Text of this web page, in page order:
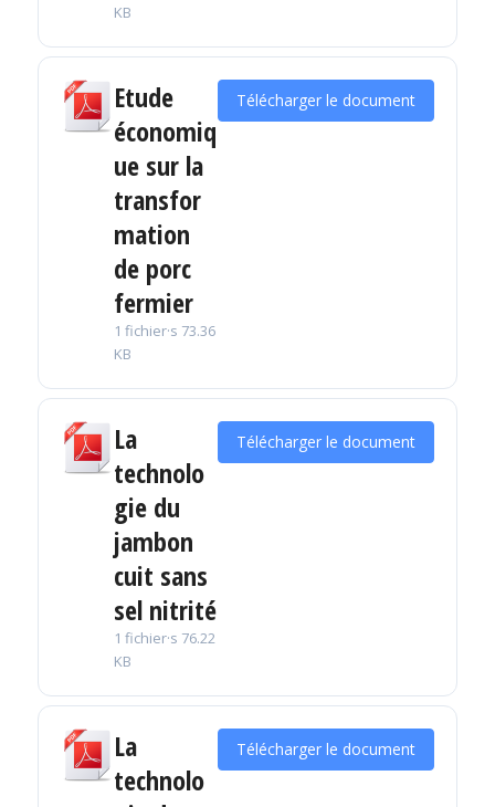
KB
Etude
économiq
ue sur la
transfor
mation
de porc
fermier
1 fichier·s 73.36
KB
Télécharger le document
La
technolo
gie du
jambon
cuit sans
sel nitrité
1 fichier·s 76.22
KB
Télécharger le document
La
technolo
Télécharger le document